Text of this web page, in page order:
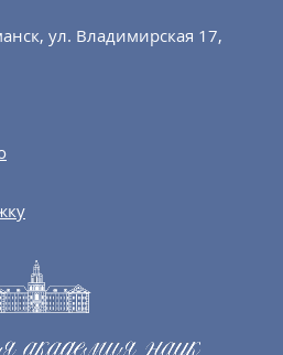
ул. Владимирская 17,